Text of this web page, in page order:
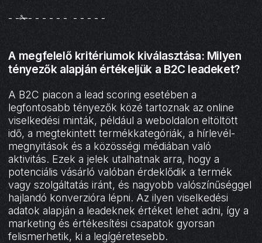
- -✁- - - - - - - - - - -
A megfelelő kritériumok kiválasztása: Milyen
tényezők alapján értékeljük a B2C leadeket?
A B2C piacon a lead scoring esetében a
legfontosabb tényezők közé tartoznak az online
viselkedési minták, például a weboldalon eltöltött
idő, a megtekintett termékkategóriák, a hírlevél-
megnyitások és a közösségi médiában való
aktivitás. Ezek a jelek utalhatnak arra, hogy a
potenciális vásárló valóban érdeklődik a termék
vagy szolgáltatás iránt, és nagyobb valószínűséggel
hajlandó konverzióra lépni. Az ilyen viselkedési
adatok alapján a leadeknek értéket lehet adni, így a
marketing és értékesítési csapatok gyorsan
felismerhetik, ki a legígéretesebb.